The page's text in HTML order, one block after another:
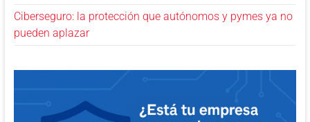
Ciberseguro: la protección que autónomos y pymes ya no
pueden aplazar